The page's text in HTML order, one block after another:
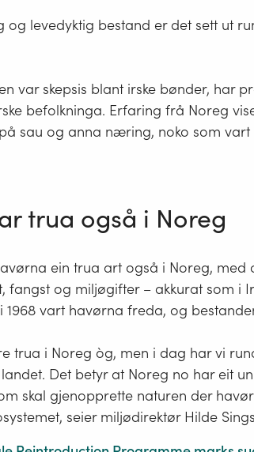
og levedyktig bestand er det sett ut
var skepsis blant irske bønder, har
befolkninga. Erfaring frå Noreg
sau og anna næring, noko som
trua også i Noreg
ein trua art også i Noreg, med
fangst og miljøgifter – akkurat som i
1968 vart havørna freda, og
trua i Noreg òg, men i dag har vi
Det betyr at Noreg no har eit
skal gjenopprette naturen der
seier miljødirektør Hilde